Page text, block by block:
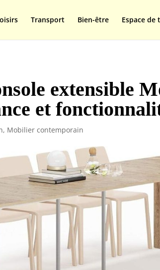
Transport Bien-être Espace de
extensible
et
, Mobilier contemporain